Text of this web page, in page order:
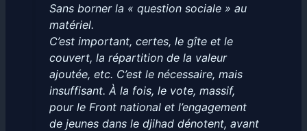
Sans borner la « question sociale » au
matériel.
C’est important, certes, le gîte et le
couvert, la répartition de la valeur
ajoutée, etc. C’est le nécessaire, mais
insuffisant. À la fois, le vote, massif,
pour le Front national et l’engagement
de jeunes dans le djihad dénotent, avant